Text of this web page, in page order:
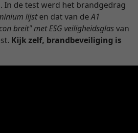
In de test werd het brandgedrag
lijsten dat van deA1
breit" met ESG veiligheidsglas van
Kijk zelf, brandbeveiliging is